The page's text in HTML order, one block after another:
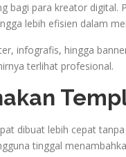
bagi para kreator digital.
lebih efisien dalam
infografis, hingga
terlihat profesional.
dibuat lebih cepat
tinggal